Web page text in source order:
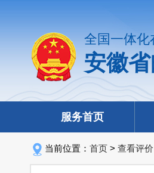
全国一体化
安徽
服务首页
当前位置： 首页 > 查看评价